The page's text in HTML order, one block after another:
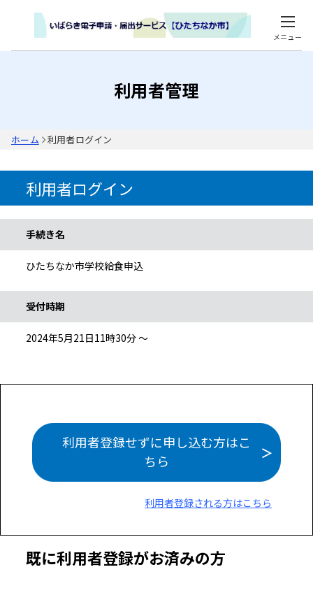
メニュー
利用者管理
ホーム 利用者ログイン
利用者ログイン
手続き名
ひたちなか市学校給食申込
受付時期
2024年5月21日11時30分 ～
利用者登録せずに申し込む方はこ
ちら
利用者登録される方はこちら
既に利用者登録がお済みの方